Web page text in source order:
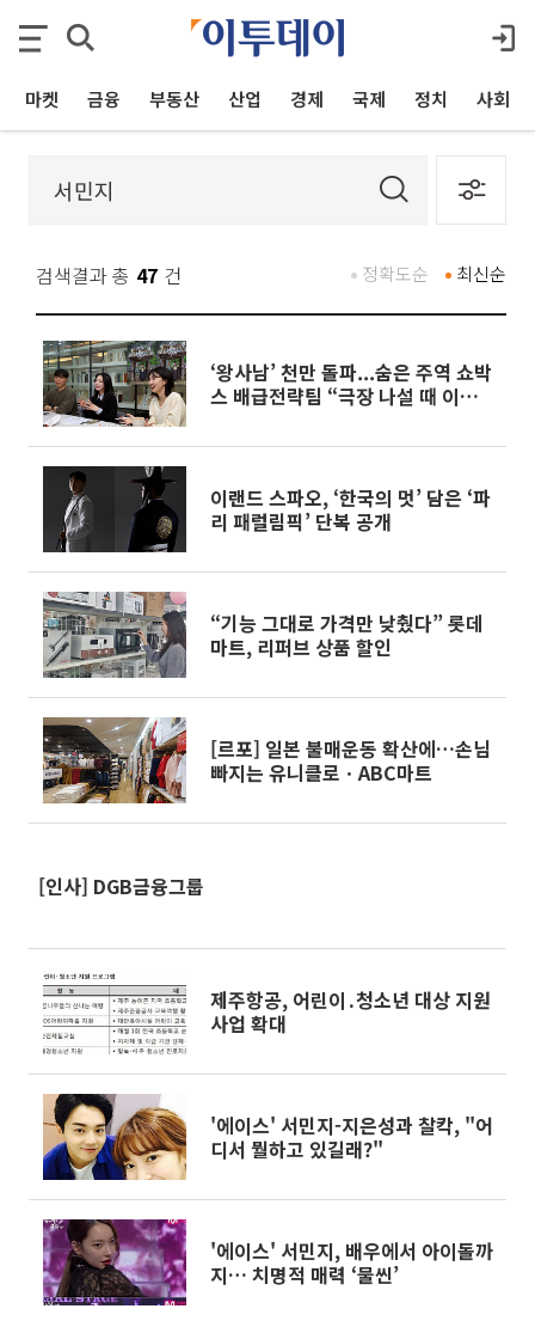
마켓 금융 부동산 산업 경제 국제 정치 사회
검색결과 총 47 건 최신순
정확도순
‘왕사남’ 천만 돌파...숨은 주역 쇼박
스 배급전략팀 “극장 나설 때 이야
뷰]
이랜드 스파오, ‘한국의 멋’ 담은 ‘파
리 패럴림픽’ 단복 공개
“기능 그대로 가격만 낮췄다” 롯데
마트, 리퍼브 상품 할인
[르포] 일본 불매운동 확산에…손님
빠지는 유니클로ㆍABC마트
[인사] DGB금융그룹
제주항공, 어린이․청소년 대상 지원
사업 확대
'에이스' 서민지-지은성과 찰칵, "어
디서 뭘하고 있길래?"
'에이스' 서민지, 배우에서 아이돌까
지… 치명적 매력 ‘물씬’